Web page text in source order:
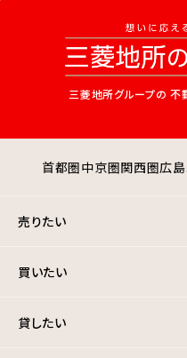
三菱地所グループの 不
首都圏中京圏関西圏広島
売りたい
買いたい
貸したい